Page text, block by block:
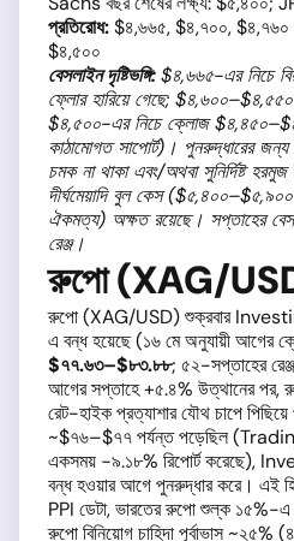
প্রতিরোধ:$৪,৬৬৫, $৪,৭০০, $৪,৭৬০
$৪,৫০০
বেসলাইন দৃষ্টিভঙ্গি:$৪,৬৬৫-এর নিচে
ফ্লোর হারিয়ে গেছে; $৪,৬০০–$৪,৫৫০
$৪,৫০০-এর নিচে ক্লোজ
কাঠামোগত সাপোর্ট)। পুনরুদ্ধারের
চমক না থাকা এবং/অথবা সুনির্দিষ্ট
দীর্ঘমেয়াদি বুল কেস
ঐকমত্য) অক্ষত রয়েছে। সপ্তাহের
রেঞ্জ।
রুপো (XAG/
রুপো (XAG/USD) শুক্রবার
এ বন্ধ হয়েছে (১৬ মে অনুযায়ী আগের
$৭৭.৬৩–$৮৩.৮৮; ৫২-সপ্তাহের রেঞ্জ
আগের সপ্তাহে +৫.৪% উত্থানের পর,
রেট-হাইক প্রত্যাশার যৌথ চাপে
~$৭৬–$৭৭ পর্যন্ত পড়েছিল
একসময় −৯.১৮% রিপোর্ট করেছে),
বন্ধ হওয়ার আগে পুনরুদ্ধার করে। এই
PPI ডেটা, ভারতের রুপো শুল্ক ১৫%-এ
রুপো বিনিয়োগ চাহিদা পূর্বাভাস